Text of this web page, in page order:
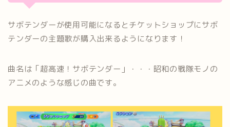
サボテンダーが使用可能になるとチケットショップにサボ
テンダーの主題歌が購入出来るようになります！
曲名は「超高速！サボテンダー」・・・昭和の戦隊モノの
アニメのような感じの曲です。